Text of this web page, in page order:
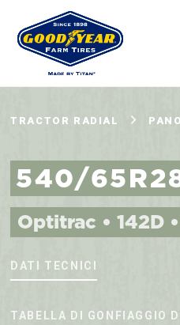
TRACTOR RADIAL
540/
Optitrac • 142D
DATI TECNICI
TABELLA DI GONFIAGGIO